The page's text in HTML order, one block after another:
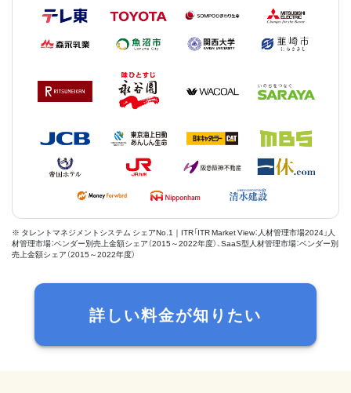
※ タレントマネジメントシステム シェアNo.1｜ITR「ITR Market View：人材管理市場2024」人
材管理市場：ベンダー別売上金額シェア（2015～2022年度）、SaaS型人材管理市場：ベンダー別
売上金額シェア（2015～2022年度）
詳しい料金が知りたい